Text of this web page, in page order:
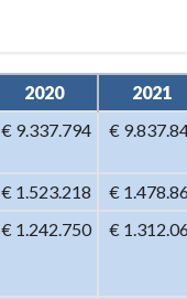
2020
2021
€ 9.337.794 €
€ 1.523.218
€
€ 1.242.750 €